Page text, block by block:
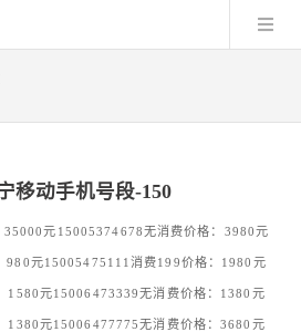
移动手机号段-150
元15005374678无消费价格：3980元
980元15005475111消费199价格：1980元
1580元15006473339无消费价格：1380元
1380元15006477775无消费价格：3680元